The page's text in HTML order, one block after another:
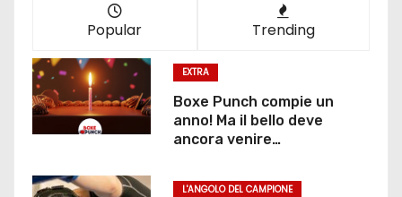
Popular Trending
EXTRA
Boxe Punch compie un
anno! Ma il bello deve
ancora venire…
L'ANGOLO DEL CAMPIONE